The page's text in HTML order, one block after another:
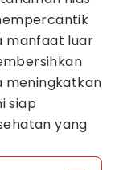
manfaat luar
meningkatkan
siap
yang